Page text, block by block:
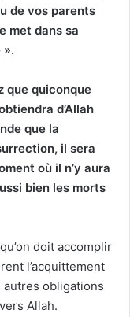
de vos parents
met dans sa
».
que quiconque
d’Allah
que la
il sera
où il n’y aura
bien les morts
doit accomplir
l’acquittement
obligations
Allah.